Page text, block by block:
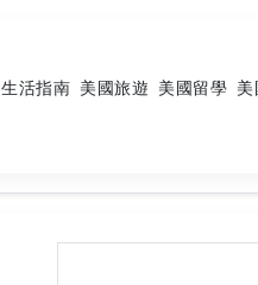
生活指南 美國旅遊 美國留學 美